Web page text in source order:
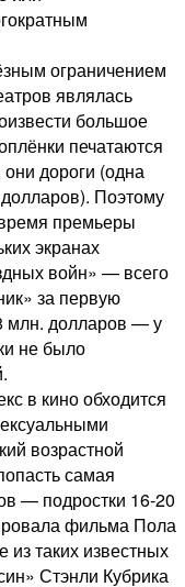
ограничением
являлась
большое
печатаются
дороги (одна
Поэтому
премьеры
экранах
войн» — всего
за первую
млн. долларов — у
не было
в кино обходится
возрастной
самая
— подростки 16-20
фильма Пола
таких известных
Стэнли Кубрика